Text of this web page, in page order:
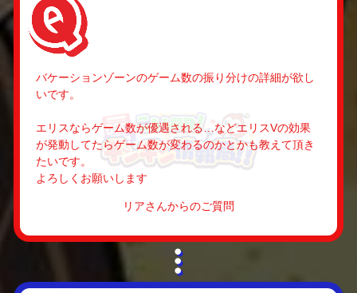
バケーションゾーンのゲーム数の振り分けの詳細が欲し
いです。
エリスならゲーム数が優遇される…などエリスVの効果
が発動してたらゲーム数が変わるのかとかも教えて頂き
たいです。
よろしくお願いします
リアさんからのご質問